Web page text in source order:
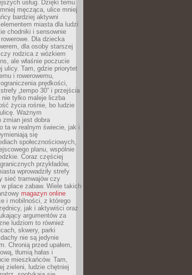
usług. Dzięki temu
męcząca, ulice mniej
bardziej aktywni
miasta dla ludzi
chodniki i sensownie
Dla dziecka
dla osoby starszej
rodzica z wózkiem
ale właśnie poczucie
ulicy. Tam, gdzie priorytet
i rowerowemu,
prędkości,
„tempo 30” i przejścia
tylko maleje liczba
życia rośnie, bo ludzie
Ważnym
zmian jest dobra
ta w realnym świecie, jak i
się
społecznościowych,
planu, wspólnie
Coraz częściej
przykładów,
wprowadziły strefy
sieć tramwajów czy
w place zabaw. Wiele takich
magazyn online
i mobilności, z którego
jak i aktywiści oraz
argumentów za
ludziom to również
skwery, parki
nie są jedynie
Chronią przed upałem,
tłumią hałas i
mieszkańców. Tam,
zieleni, ludzie chętniej